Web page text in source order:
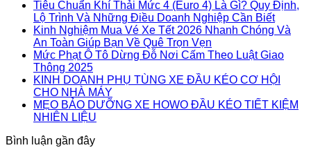
Tiêu Chuẩn Khí Thải Mức 4 (Euro 4) Là Gì? Quy Định,
Lộ Trình Và Những Điều Doanh Nghiệp Cần Biết
Kinh Nghiệm Mua Vé Xe Tết 2026 Nhanh Chóng Và
An Toàn Giúp Bạn Về Quê Trọn Vẹn
Mức Phạt Ô Tô Dừng Đỗ Nơi Cấm Theo Luật Giao
Thông 2025
KINH DOANH PHỤ TÙNG XE ĐẦU KÉO CƠ HỘI
CHO NHÀ MÁY
MẸO BẢO DƯỠNG XE HOWO ĐẦU KÉO TIẾT KIỆM
NHIÊN LIỆU
Bình luận gần đây